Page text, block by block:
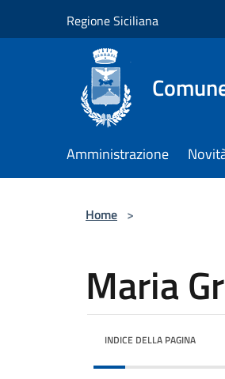
Regione Siciliana
Amministrazione
Home >
Maria
INDICE DELLA PAGINA